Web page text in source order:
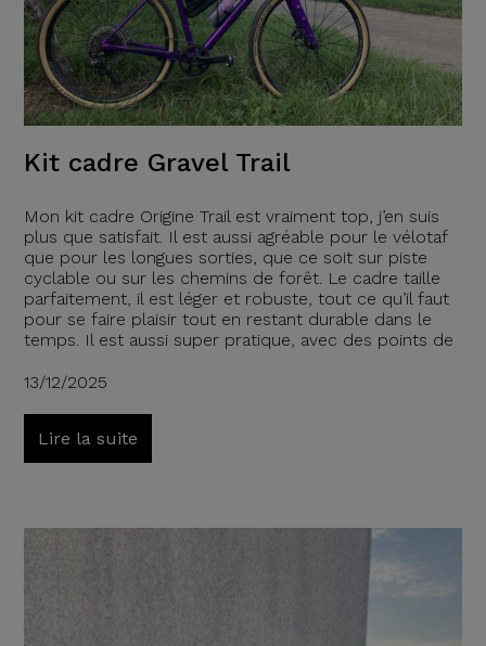
Kit cadre Gravel Trail
Mon kit cadre Origine Trail est vraiment top, j’en suis
plus que satisfait. Il est aussi agréable pour le vélotaf
que pour les longues sorties, que ce soit sur piste
cyclable ou sur les chemins de forêt. Le cadre taille
parfaitement, il est léger et robuste, tout ce qu’il faut
pour se faire plaisir tout en restant durable dans le
temps. Il est aussi super pratique, avec des points de
13/12/2025
Lire la suite